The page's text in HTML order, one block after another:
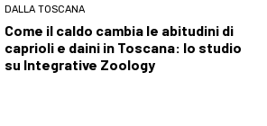
DALLA TOSCANA
Come il caldo cambia le abitudini di
caprioli e daini in Toscana: lo studio
su Integrative Zoology